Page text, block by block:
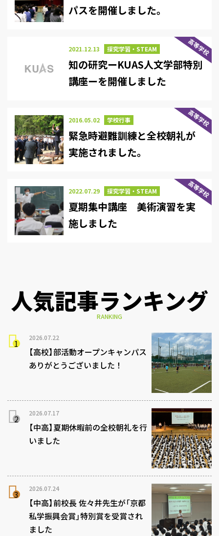
パスを開催しました。
高等学校
2021.12.13 探究学習・STEAM
知の研究ーKUAS人文学部特別
講座ーを開催しました
高等学校
2016.05.02 学校行事
緊急時避難訓練と全校朝礼が
実施されました。
高等学校
2022.07.29 探究学習・STEAM
夏期集中講座 美術演習を実
施しました
人気記事ランキング
RANKING
2026.07.22
【高校】部活動オープンキャンパス
ありがとうございました！
2026.07.17
【中高】夏期休暇前の全校朝礼を行
いました
2026.07.24
【中高】前校長 佐々井先生が「京都
私学振興会賞」特別賞を受賞され
ました